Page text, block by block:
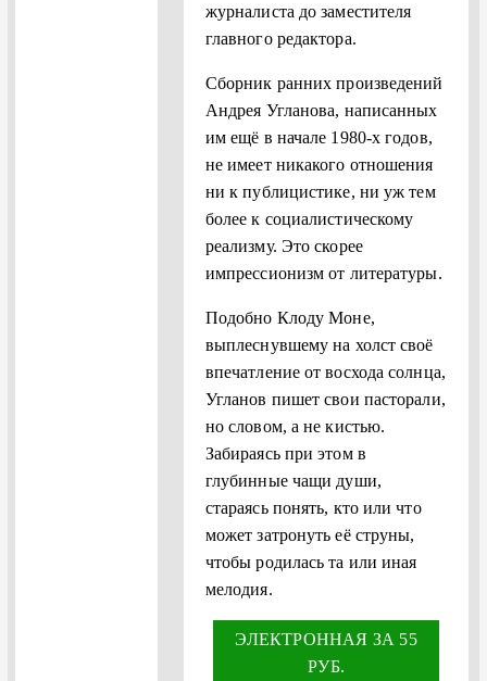
журналиста до заместителя
главного редактора.
Сборник ранних произведений
Андрея Угланова, написанных
им ещё в начале 1980-х годов,
не имеет никакого отношения
ни к публицистике, ни уж тем
более к социалистическому
реализму. Это скорее
импрессионизм от литературы.
Подобно Клоду Моне,
выплеснувшему на холст своё
впечатление от восхода солнца,
Угланов пишет свои пасторали,
но словом, а не кистью.
Забираясь при этом в
глубинные чащи души,
стараясь понять, кто или что
может затронуть её струны,
чтобы родилась та или иная
мелодия.
ЭЛЕКТРОННАЯ ЗА 55
РУБ.